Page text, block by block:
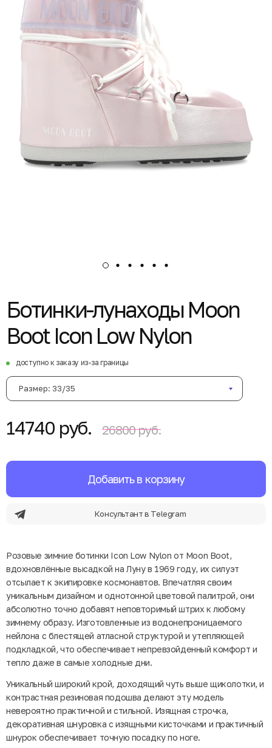
Ботинки-лунаходы Moon
Boot Icon Low Nylon
доступно к заказу из-за границы
Размер: 33/35
14740 руб. 26800 руб.
Добавить в корзину
Консультант в Telegram
Розовые зимние ботинки Icon Low Nylon от Moon Boot,
вдохновлённые высадкой на Луну в 1969 году, их силуэт
отсылает к экипировке космонавтов. Впечатляя своим
уникальным дизайном и однотонной цветовой палитрой, они
абсолютно точно добавят неповторимый штрих к любому
зимнему образу. Изготовленные из водонепроницаемого
нейлона с блестящей атласной структурой и утепляющей
подкладкой, что обеспечивает непревзойденный комфорт и
тепло даже в самые холодные дни.
Уникальный широкий крой, доходящий чуть выше щиколотки, и
контрастная резиновая подошва делают эту модель
невероятно практичной и стильной. Изящная строчка,
декоративная шнуровка с изящными кисточками и практичный
шнурок обеспечивает точную посадку по ноге.